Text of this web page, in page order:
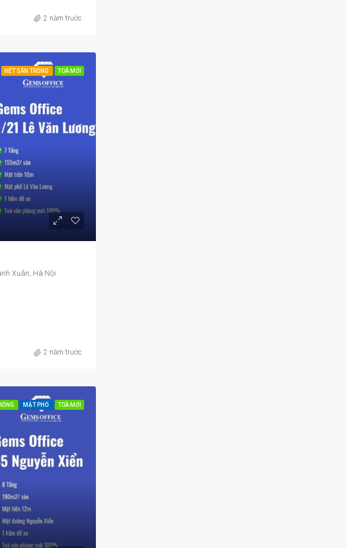
2 năm trước
HẾT SÀN TRỐNG TOÀ MỚI
Xuân, Hà Nội
2 năm trước
MẶT PHỐ TOÀ MỚI